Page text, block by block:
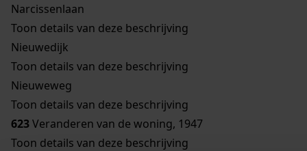
Narcissenlaan
Toon details van deze beschrijving
Nieuwedijk
Toon details van deze beschrijving
Nieuweweg
Toon details van deze beschrijving
623Veranderen van de woning, 1947
Toon details van deze beschrijving